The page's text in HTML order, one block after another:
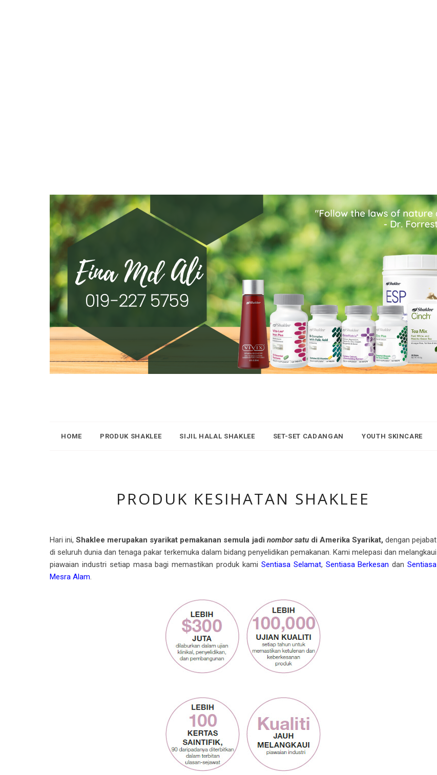
HOME PRODUK SHAKLEE SIJIL HALAL SHAKLEE SET-SET CADANGAN YOUTH SKINCARE
PRODUK KESIHATAN SHAKLEE
Hari ini,Shaklee merupakan syarikat pemakanan semula jadi nombor satudi Amerika Syarikat, dengan pejabat
di seluruh dunia dan tenaga pakar terkemuka dalam bidang penyelidikan pemakanan. Kami melepasi dan melangkaui
piawaian industri setiap masa bagi memastikan produk kami Sentiasa Selamat, Sentiasa Berkesan danSentiasa
Mesra Alam.